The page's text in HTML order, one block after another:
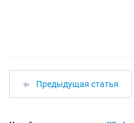
Предыдущая статья